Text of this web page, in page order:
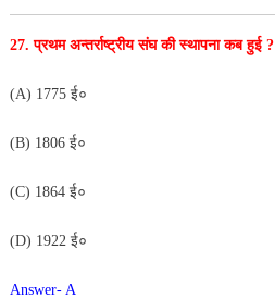
27. प्रथम अन्तर्राष्ट्रीय संघ की स्थापना कब हुई ?
(A) 1775 ई०
(B) 1806 ई०
(C) 1864 ई०
(D) 1922 ई०
Answer- A